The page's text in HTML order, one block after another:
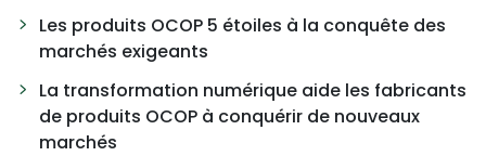
Les produits OCOP 5 étoiles à la conquête des
marchés exigeants
La transformation numérique aide les fabricants
de produits OCOP à conquérir de nouveaux
marchés